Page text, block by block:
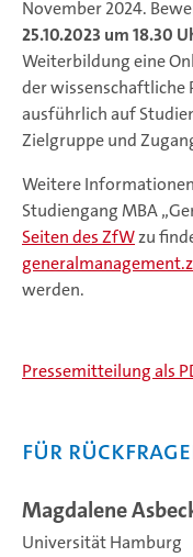
November 2024.
25.10.2023 um 18.30
Weiterbildung eine
der wissenschaftliche
ausführlich auf
Zielgruppe und
Weitere
Studiengang MBA
Seiten des ZfWzu
werden.
Pressemitteilung als
Für
Magdalene
Universität Hamburg